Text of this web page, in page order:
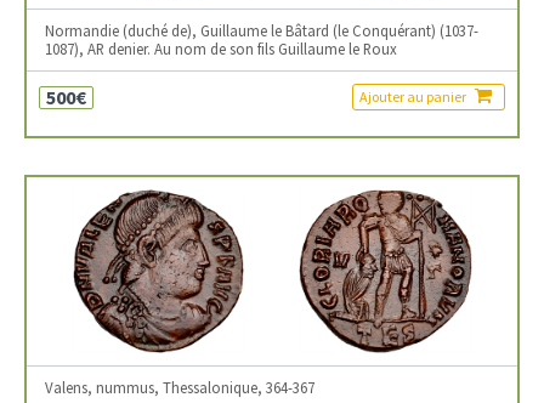
Normandie (duché de), Guillaume le Bâtard (le Conquérant) (1037-
1087), AR denier. Au nom de son fils Guillaume le Roux
500€ Ajouter au panier
Valens, nummus, Thessalonique, 364-367